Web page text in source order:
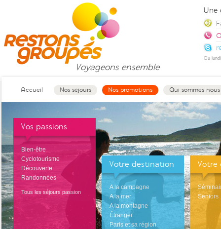
Voyageons ensemble
Accueil Nos séjours Nos promotions Qui sommes
Vos passions
Bien-être
Cyclotourisme
Découverte
Randonnées
Tous les séjours passion
Votre destination
A la campagne
A la mer
A la montagne
Étranger
Paris et sa région
Votre
Seniors
Une
Du